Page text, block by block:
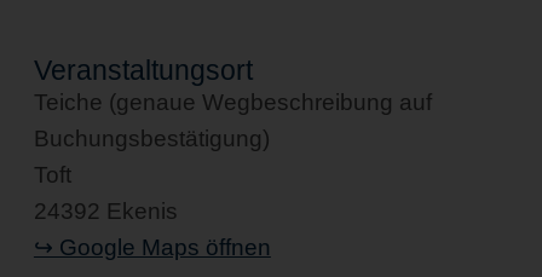
Veranstaltungsort
Teiche (genaue Wegbeschreibung auf
Buchungsbestätigung)
Toft
24392 Ekenis
↪ Google Maps öffnen